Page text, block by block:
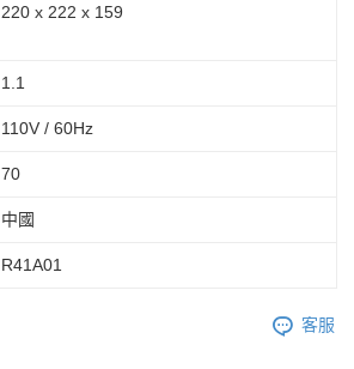
220 x 222 x 159
1.1
110V / 60Hz
70
中國
R41A01
客服